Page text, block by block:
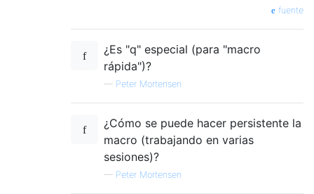
fuente
¿Es "q" especial (para "macro
rápida")?
— Peter Mortensen
¿Cómo se puede hacer persistente la
macro (trabajando en varias
sesiones)?
— Peter Mortensen